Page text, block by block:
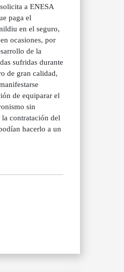
a ENESA
paga el
en el seguro,
ocasiones, por
de la
sufridas durante
de gran calidad,
de equiparar el
sin
contratación del
hacerlo a un